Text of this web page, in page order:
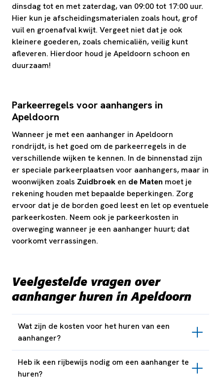
dinsdag tot en met zaterdag, van 09:00 tot 17:00 uur.
Hier kun je afscheidingsmaterialen zoals hout, grof
vuil en groenafval kwijt. Vergeet niet dat je ook
kleinere goederen, zoals chemicaliën, veilig kunt
afleveren. Hierdoor houd je Apeldoorn schoon en
duurzaam!
Parkeerregels voor aanhangers in
Apeldoorn
Wanneer je met een aanhanger in Apeldoorn
rondrijdt, is het goed om de parkeerregels in de
verschillende wijken te kennen. In de binnenstad zijn
er speciale parkeerplaatsen voor aanhangers, maar in
woonwijken zoals Zuidbroek en de Maten moet je
rekening houden met bepaalde beperkingen. Zorg
ervoor dat je de borden goed leest en let op eventuele
parkeerkosten. Neem ook je parkeerkosten in
overweging wanneer je een aanhanger huurt; dat
voorkomt verrassingen.
Veelgestelde vragen over
aanhanger huren in Apeldoorn
Wat zijn de kosten voor het huren van een
aanhanger?
Heb ik een rijbewijs nodig om een aanhanger te
huren?